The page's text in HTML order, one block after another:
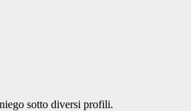
sotto diversi profili.